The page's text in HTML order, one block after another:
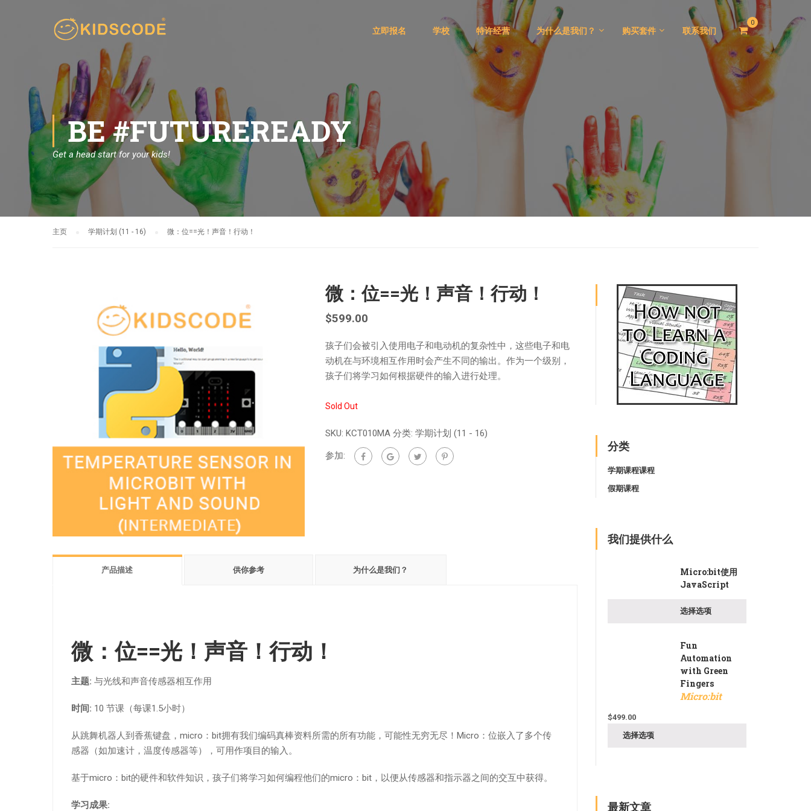
立即报名 学校 特许经营 为什么是我们？ 购买套件 联系我们
0
BE #FUTUREREADY
Get a head start for your kids!
主页 学期计划 (11 - 16) 微：位==光！声音！行动！
微：位==光！声音！行动！
$599.00
孩子们会被引入使用电子和电动机的复杂性中，这些电子和电
动机在与环境相互作用时会产生不同的输出。作为一个级别，
孩子们将学习如何根据硬件的输入进行处理。
Sold Out
SKU:KCT010MA 分类:学期计划 (11 - 16)
参加:
产品描述 供你参考 为什么是我们？
微：位==光！声音！行动！
主题: 与光线和声音传感器相互作用
时间: 10 节课（每课1.5小时）
从跳舞机器人到香蕉键盘，micro：bit拥有我们编码真棒资料所需的所有功能，可能性无穷无尽！Micro：位嵌入了多个传
感器（如加速计，温度传感器等），可用作项目的输入。
基于micro：bit的硬件和软件知识，孩子们将学习如何编程他们的micro：bit，以便从传感器和指示器之间的交互中获得。
学习成果:
分类
学期课程课程
假期课程
我们提供什么
Micro:bit使用
JavaScript
选择选项
Fun
Automation
with Green
Fingers
Micro:bit
$499.00
选择选项
最新文章